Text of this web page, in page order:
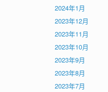
2024年1月
2023年12月
2023年11月
2023年10月
2023年9月
2023年8月
2023年7月